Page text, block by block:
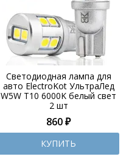
Светодиодная лампа для
авто ElectroKot УльтраЛед
W5W T10 6000K белый свет
2 шт
860 ₽
КУПИТЬ